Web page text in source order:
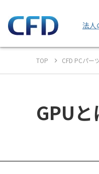
法人
TOP CFD PCパー
GPU